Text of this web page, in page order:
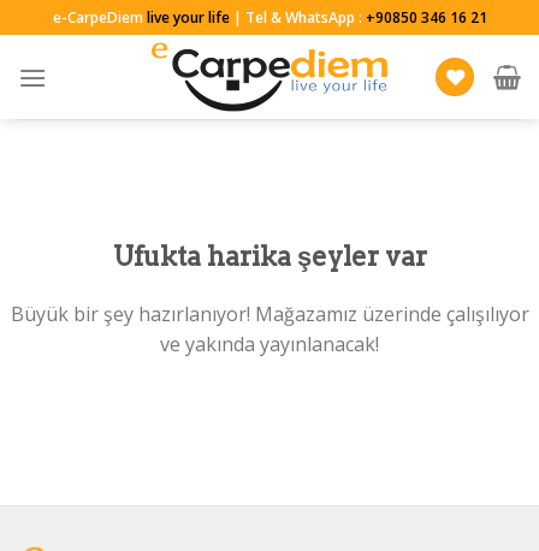
to
content
e-CarpeDiemlive your life| Tel & WhatsApp : +90850 346 16 21
Ufukta harika şeyler var
Büyük bir şey hazırlanıyor! Mağazamız üzerinde çalışılıyor
ve yakında yayınlanacak!